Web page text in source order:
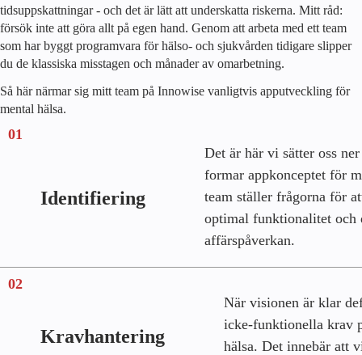
tidsuppskattningar - och det är lätt att underskatta riskerna. Mitt råd:
försök inte att göra allt på egen hand. Genom att arbeta med ett team
som har byggt programvara för hälso- och sjukvården tidigare slipper
du de klassiska misstagen och månader av omarbetning.
Så här närmar sig mitt team på Innowise vanligtvis apputveckling för
mental hälsa.
01
Identifiering
Det är här vi sätter oss
formar appkonceptet för
team ställer frågorna för
optimal funktionalitet och
affärspåverkan.
02
Kravhantering
När visionen är klar
icke-funktionella krav
hälsa. Det innebär att